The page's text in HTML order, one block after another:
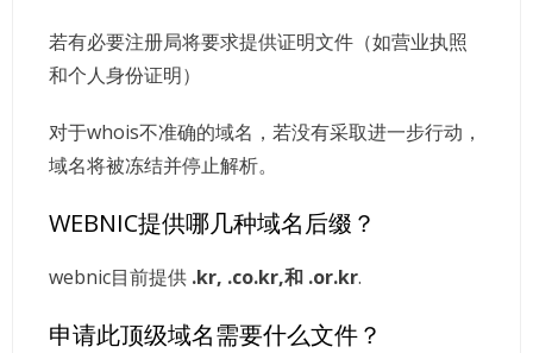
若有必要注册局将要求提供证明文件（如营业执照
和个人身份证明）
对于whois不准确的域名，若没有采取进一步行动，
域名将被冻结并停止解析。
WEBNIC提供哪几种域名后缀？
webnic目前提供 .kr, .co.kr,和 .or.kr.
申请此顶级域名需要什么文件？